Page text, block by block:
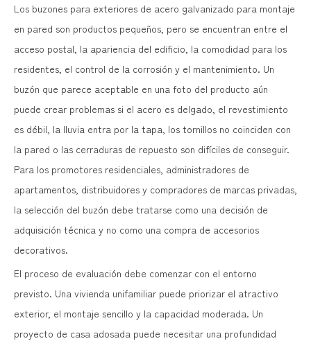
Los buzones para exteriores de acero galvanizado para montaje
en pared son productos pequeños, pero se encuentran entre el
acceso postal, la apariencia del edificio, la comodidad para los
residentes, el control de la corrosión y el mantenimiento. Un
buzón que parece aceptable en una foto del producto aún
puede crear problemas si el acero es delgado, el revestimiento
es débil, la lluvia entra por la tapa, los tornillos no coinciden con
la pared o las cerraduras de repuesto son difíciles de conseguir.
Para los promotores residenciales, administradores de
apartamentos, distribuidores y compradores de marcas privadas,
la selección del buzón debe tratarse como una decisión de
adquisición técnica y no como una compra de accesorios
decorativos.
El proceso de evaluación debe comenzar con el entorno
previsto. Una vivienda unifamiliar puede priorizar el atractivo
exterior, el montaje sencillo y la capacidad moderada. Un
proyecto de casa adosada puede necesitar una profundidad